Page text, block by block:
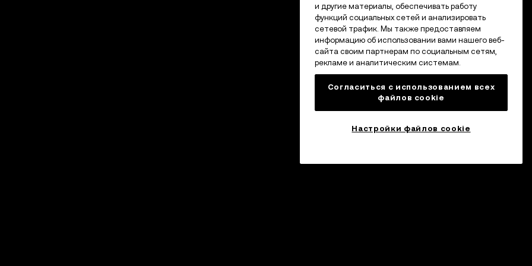
и другие материалы, обеспечивать работу
функций социальных сетей и анализировать
сетевой трафик. Мы также предоставляем
информацию об использовании вами нашего веб-
сайта своим партнерам по социальным сетям,
рекламе и аналитическим системам.
Согласиться с использованием всех
файлов cookie
Настройки файлов cookie